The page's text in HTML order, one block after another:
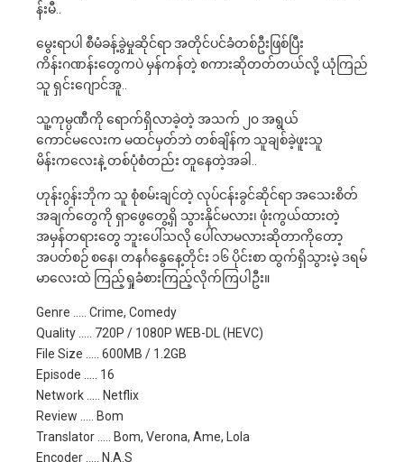
န်းမီ..
မွေးရာပါ စီမံခန့်ခွဲမှုဆိုင်ရာ အတိုင်ပင်ခံတစ်ဦးဖြစ်ပြီး
ကိန်းဂဏန်းတွေကပဲ မှန်ကန်တဲ့ စကားဆိုတတ်တယ်လို့ ယုံကြည်
သူ ရှင်းဂျောင်အူ..
သူ့ကုမ္ပဏီကို ရောက်ရှိလာခဲ့တဲ့ အသက် ၂၀ အရွယ်
ကောင်မလေးက မထင်မှတ်ဘဲ တစ်ချိန်က သူချစ်ခဲ့ဖူးသူ
မိန်းကလေးနဲ့ တစ်ပုံစံတည်း တူနေတဲ့အခါ..
ဟုန်းဂွန်းဘိုက သူ စုံစမ်းချင်တဲ့ လုပ်ငန်းခွင်ဆိုင်ရာ အသေးစိတ်
အချက်တွေကို ရှာဖွေတွေ့ရှိ သွားနိုင်မလား၊ ဖုံးကွယ်ထားတဲ့
အမှန်တရားတွေ ဘူးပေါ်သလို ပေါ်လာမလားဆိုတာကိုတော့
အပတ်စဉ် စနေ၊ တနင်္ဂနွေနေ့တိုင်း ၁၆ ပိုင်းစာ ထွက်ရှိသွားမဲ့ ဒရမ်
မာလေးထဲ ကြည့်ရှုခံစားကြည့်လိုက်ကြပါဦး။
Genre ….. Crime, Comedy
Quality ….. 720P / 1080P WEB-DL (HEVC)
File Size ….. 600MB / 1.2GB
Episode ….. 16
Network ….. Netflix
Review ….. Bom
Translator ….. Bom, Verona, Ame, Lola
Encoder ….. N.A.S